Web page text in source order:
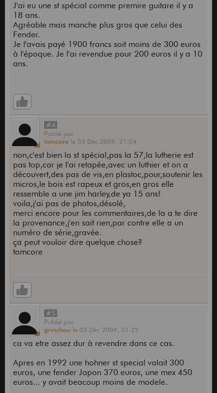
J'ai eu une st spécial comme premire guitare il y a
18 ans.
Agréable mais manche plus gros que celui des
Fender.
Je l'avais payé 1900 francs soit moins de 300 euros
à l'époque. Je l'ai revendue pour 200 euros il y a 10
ans.
#4
Publié par
tomcore le 03 Déc 2009, 21:04
non,c'est bien la st spécial,pas la 57,la lutherie est
pas top,car je l'ai retapée,avec un luthier et on a
découvert,des pas de vis,en plastoc,pour,soutenir les
micros,le bois est rapeux et gros,en gros elle
ressemble a une jim harley,de ya 15 ans!
voila,j'ai pas de photos,désolé,
merci encore pour les commentaires,de la a te dire
la provenance,j'en sait rien,par contre elle a un
numéro de série,gravée.
ça peut vouloir dire quelque chose?
tomcore
#5
Publié par
grinchou le 03 Déc 2009, 21:22
ca va etre assez dur à revendre dans ce cas.
Apres en 1992 une hohner st special valait 300
euros, une fender Japon 370 euros, une mex 450
euros... y avait beacoup moins de modele.